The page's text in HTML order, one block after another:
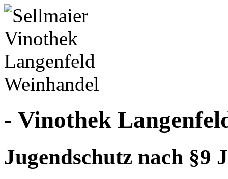
- Vinothek
Jugendschutz nach §9